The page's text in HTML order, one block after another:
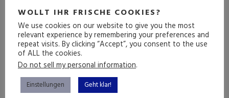
Die erste Jubiläumsfolge
Weiterlesen
WOLLT IHR FRISCHE COOKIES?
We use cookies on our website to give you the most
relevant experience by remembering your preferences and
repeat visits. By clicking “Accept”, you consent to the use
of ALL the cookies.
Do not sell my personal information.
Einstellungen Geht klar!